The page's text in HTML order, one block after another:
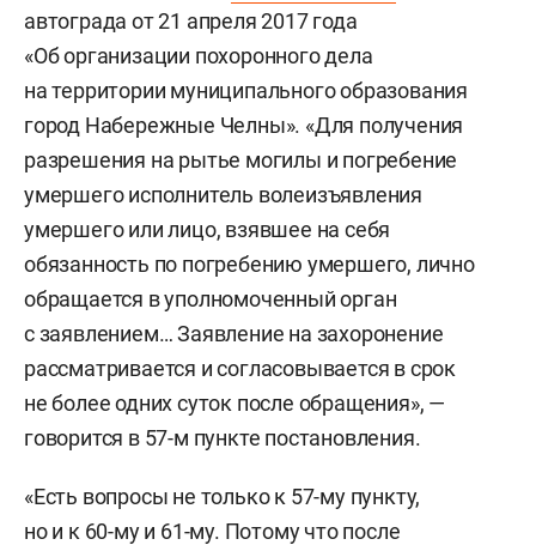
автограда от 21 апреля 2017 года
«Об организации похоронного дела
на территории муниципального образования
город Набережные Челны». «Для получения
разрешения на рытье могилы и погребение
умершего исполнитель волеизъявления
умершего или лицо, взявшее на себя
обязанность по погребению умершего, лично
обращается в уполномоченный орган
с заявлением… Заявление на захоронение
рассматривается и согласовывается в срок
не более одних суток после обращения», —
говорится в 57-м пункте постановления.
«Есть вопросы не только к 57-му пункту,
но и к 60-му и 61-му. Потому что после